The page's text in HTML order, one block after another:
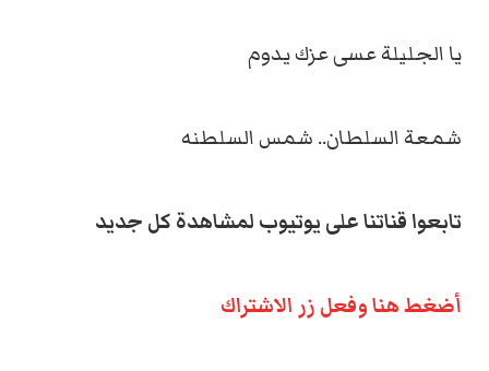
يا الجليلة عسى عزك يدوم
شمعة السلطان.. شمس السلطنه
تابعوا قناتنا على يوتيوب لمشاهدة كل جديد
أضغط هنا وفعل زر الاشتراك